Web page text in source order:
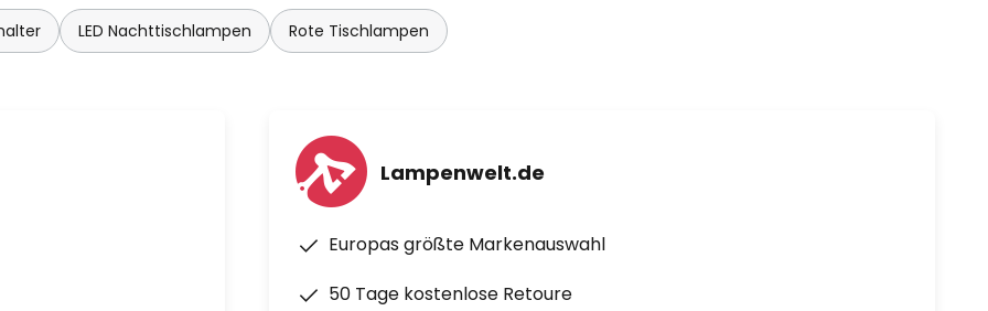
LED Nachttischlampen Rote Tischlampen
Lampenwelt.de
Europas größte Markenauswahl
50 Tage kostenlose Retoure